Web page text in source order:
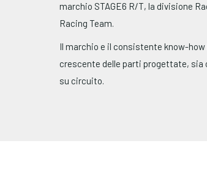
marchio STAGE6 R/T, la divisione
Racing Team.
Il marchio e il consistente know-
crescente delle parti progettate, sia
su circuito.